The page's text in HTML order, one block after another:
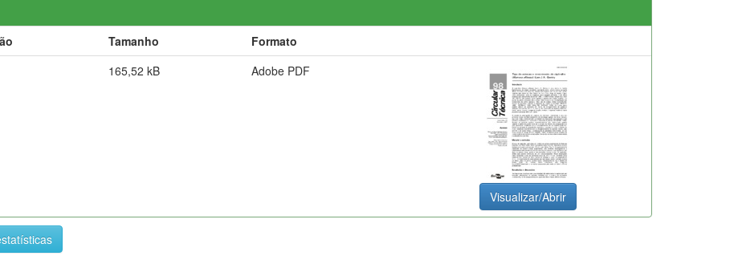
Tamanho
Formato
165,52 kB Adobe PDF
Visualizar/Abrir